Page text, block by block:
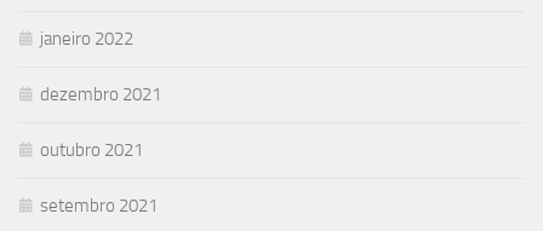
janeiro 2022
dezembro 2021
outubro 2021
setembro 2021